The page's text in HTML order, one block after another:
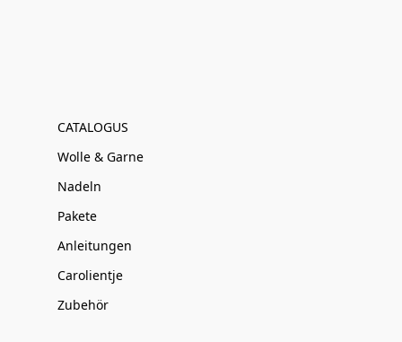
CATALOGUS
Wolle & Garne
Nadeln
Pakete
Anleitungen
Carolientje
Zubehör